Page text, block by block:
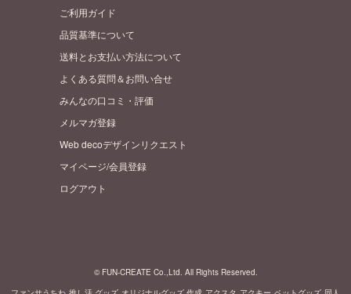
ご利用ガイド
品質基準について
送料とお支払い方法について
よくある質問＆お問い合せ
みんなの口コミ・評価
メルマガ登録
Web decoデザインリクエスト
マイページ/会員登録
ログアウト
© FUN-CREATE Co.,Ltd. All Rights Reserved.